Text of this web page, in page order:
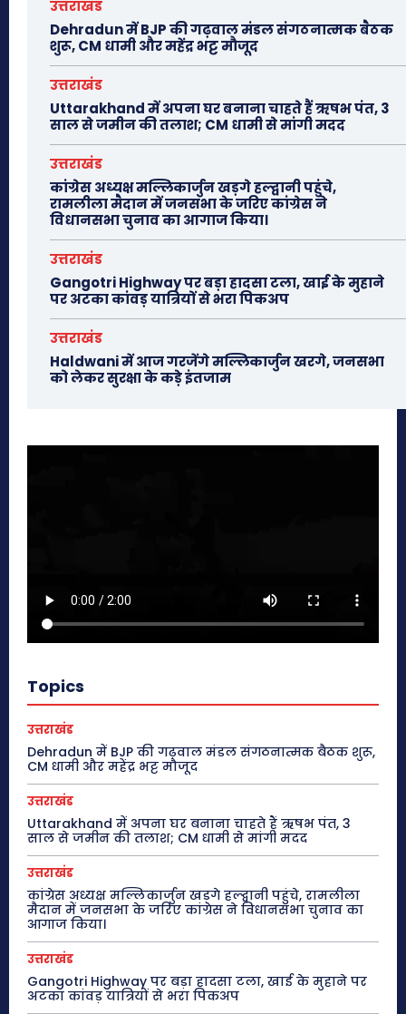
उत्तराखंड
Dehradun में BJP की गढ़वाल मंडल संगठनात्मक बैठक
शुरू, CM धामी और महेंद्र भट्ट मौजूद
उत्तराखंड
Uttarakhand में अपना घर बनाना चाहते हैं ऋषभ पंत, 3
साल से जमीन की तलाश; CM धामी से मांगी मदद
उत्तराखंड
कांग्रेस अध्यक्ष मल्लिकार्जुन खड़गे हल्द्वानी पहुंचे,
रामलीला मैदान में जनसभा के जरिए कांग्रेस ने
विधानसभा चुनाव का आगाज किया।
उत्तराखंड
Gangotri Highway पर बड़ा हादसा टला, खाई के मुहाने
पर अटका कांवड़ यात्रियों से भरा पिकअप
उत्तराखंड
Haldwani में आज गरजेंगे मल्लिकार्जुन खरगे, जनसभा
को लेकर सुरक्षा के कड़े इंतजाम
Topics
उत्तराखंड
Dehradun में BJP की गढ़वाल मंडल संगठनात्मक बैठक शुरू,
CM धामी और महेंद्र भट्ट मौजूद
उत्तराखंड
Uttarakhand में अपना घर बनाना चाहते हैं ऋषभ पंत, 3
साल से जमीन की तलाश; CM धामी से मांगी मदद
उत्तराखंड
कांग्रेस अध्यक्ष मल्लिकार्जुन खड़गे हल्द्वानी पहुंचे, रामलीला
मैदान में जनसभा के जरिए कांग्रेस ने विधानसभा चुनाव का
आगाज किया।
उत्तराखंड
Gangotri Highway पर बड़ा हादसा टला, खाई के मुहाने पर
अटका कांवड़ यात्रियों से भरा पिकअप